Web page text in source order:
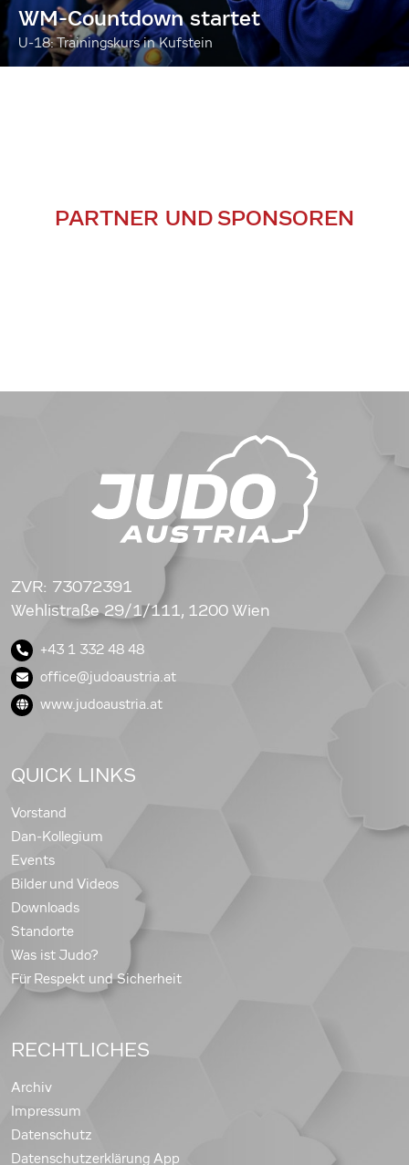
WM-Countdown startet
U-18: Trainingskurs in Kufstein
PARTNER UND SPONSOREN
ZVR: 73072391
Wehlistraße 29/1/111, 1200 Wien
+43 1 332 48 48
office@judoaustria.at
www.judoaustria.at
QUICK LINKS
Vorstand
Dan-Kollegium
Events
Bilder und Videos
Downloads
Standorte
Was ist Judo?
Für Respekt und Sicherheit
RECHTLICHES
Archiv
Impressum
Datenschutz
Datenschutzerklärung App